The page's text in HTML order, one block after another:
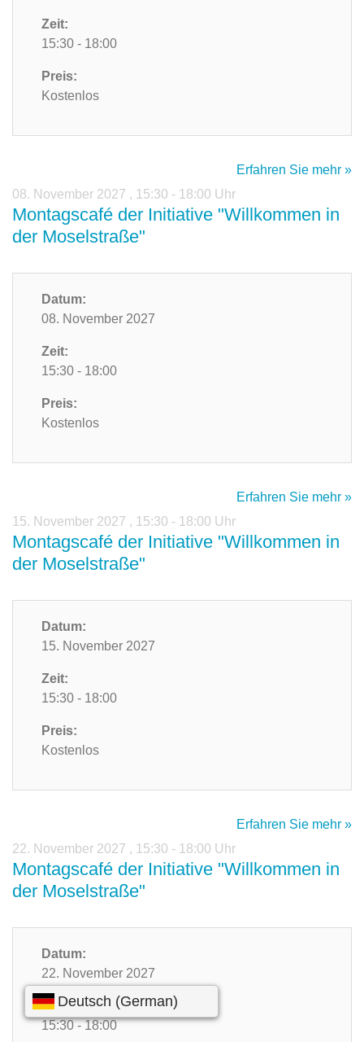
Zeit:
15:30 - 18:00
Preis:
Kostenlos
Erfahren Sie mehr »
08. November 2027 , 15:30 - 18:00 Uhr
Montagscafé der Initiative "Willkommen in
der Moselstraße"
Datum:
08. November 2027
Zeit:
15:30 - 18:00
Preis:
Kostenlos
Erfahren Sie mehr »
15. November 2027 , 15:30 - 18:00 Uhr
Montagscafé der Initiative "Willkommen in
der Moselstraße"
Datum:
15. November 2027
Zeit:
15:30 - 18:00
Preis:
Kostenlos
Erfahren Sie mehr »
22. November 2027 , 15:30 - 18:00 Uhr
Montagscafé der Initiative "Willkommen in
der Moselstraße"
Datum:
22. November 2027
Zeit:
15:30 - 18:00